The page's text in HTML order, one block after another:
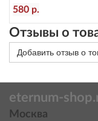
580 р.
Отзывы о
Добавить отзыв о
eternum-
Москва